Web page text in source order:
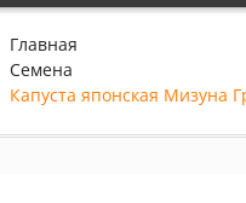
Главная
Семена
Капуста японская Мизуна